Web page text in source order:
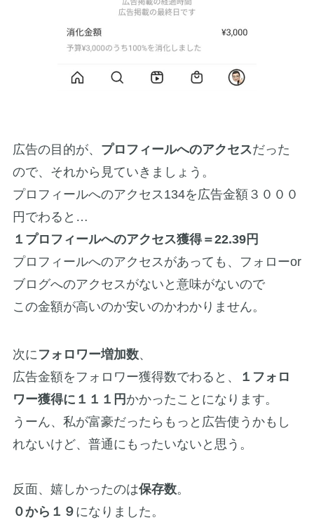
広告の目的が、 プロフィールへのアクセスだった
ので、それから見ていきましょう。
プロフィールへのアクセス134を広告金額３０００
円でわると…
１プロフィールへのアクセス獲得＝22.39円
プロフィールへのアクセスがあっても、フォローor
ブログへのアクセスがないと意味がないので
この金額が高いのか安いのかわかりません。
次にフォロワー増加数、
広告金額をフォロワー獲得数でわると、
１フォロ
ワー獲得に１１１円 かかったことになります。
うーん、私が富豪だったらもっと広告使うかもし
れないけど、普通にもったいないと思う。
反面、嬉しかったのは保存数。
０から１９ になりました。